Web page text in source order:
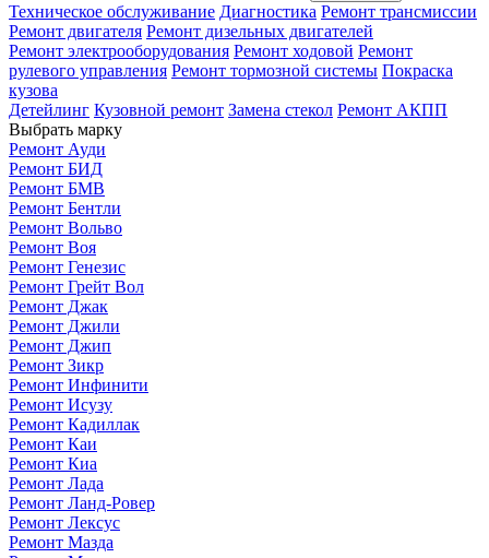
Техническое обслуживание Диагностика Ремонт трансмиссии
Ремонт двигателя Ремонт дизельных двигателей
Ремонт электрооборудования Ремонт ходовой Ремонт
рулевого управления Ремонт тормозной системы Покраска
кузова
Детейлинг Кузовной ремонт Замена стекол Ремонт АКПП
Выбрать марку
Ремонт Ауди
Ремонт БИД
Ремонт БМВ
Ремонт Бентли
Ремонт Вольво
Ремонт Воя
Ремонт Генезис
Ремонт Грейт Вол
Ремонт Джак
Ремонт Джили
Ремонт Джип
Ремонт Зикр
Ремонт Инфинити
Ремонт Исузу
Ремонт Кадиллак
Ремонт Каи
Ремонт Киа
Ремонт Лада
Ремонт Ланд-Ровер
Ремонт Лексус
Ремонт Мазда